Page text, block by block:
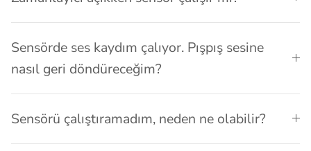
Sensörde ses kaydım çalıyor. Pışpış sesine
nasıl geri döndüreceğim?
Sensörü çalıştıramadım, neden ne olabilir?